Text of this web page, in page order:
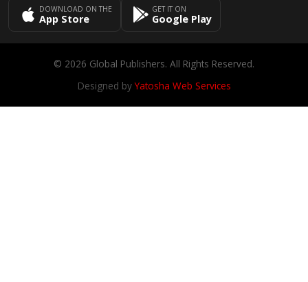
DOWNLOAD ON THE
App Store
GET IT ON
Google Play
© 2026 Global Publishers. All Rights Reserved.
Designed byYatosha Web Services